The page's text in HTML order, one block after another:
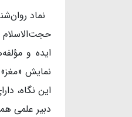
نماد
ایده و
نمایش
این نگاه،
دبیر علمی